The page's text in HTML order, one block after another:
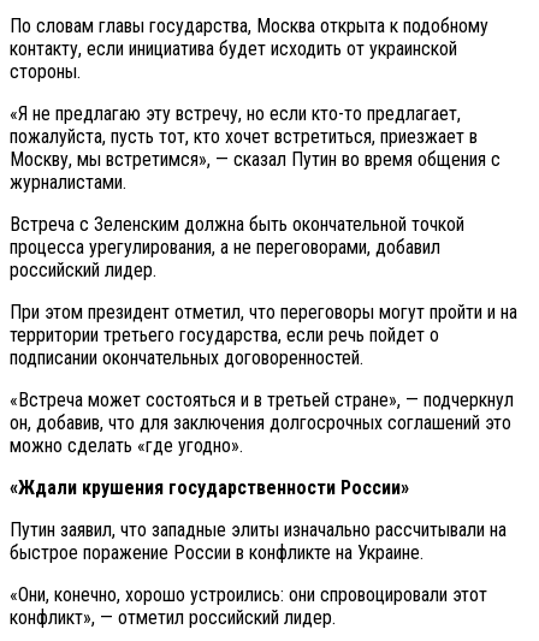
По словам главы государства, Москва открыта к подобному
контакту, если инициатива будет исходить от украинской
стороны.
«Я не предлагаю эту встречу, но если кто-то предлагает,
пожалуйста, пусть тот, кто хочет встретиться, приезжает в
Москву, мы встретимся», — сказал Путин во время общения с
журналистами.
Встреча с Зеленским должна быть окончательной точкой
процесса урегулирования, а не переговорами, добавил
российский лидер.
При этом президент отметил, что переговоры могут пройти и на
территории третьего государства, если речь пойдет о
подписании окончательных договоренностей.
«Встреча может состояться и в третьей стране», — подчеркнул
он, добавив, что для заключения долгосрочных соглашений это
можно сделать «где угодно».
«Ждали крушения государственности России»
Путин заявил, что западные элиты изначально рассчитывали на
быстрое поражение России в конфликте на Украине.
«Они, конечно, хорошо устроились: они спровоцировали этот
конфликт», — отметил российский лидер.